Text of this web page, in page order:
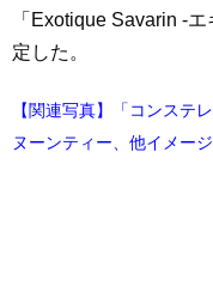
「Exotique Savarin -
定した。
【関連写真】「コンステ
ヌーンティー、他イメー